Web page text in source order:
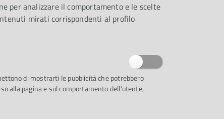
QUANDO
29
NOV
per analizzare il comportamento e le scelte
mirati corrispondenti al profilo
di mostrarti le pubblicità che potrebbero
alla pagina e sul comportamento dell'utente,